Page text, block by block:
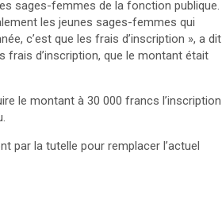
sages-femmes de la fonction publique.
les jeunes sages-femmes qui
c’est que les frais d’inscription », a dit
frais d’inscription, que le montant était
le montant à 30 000 francs l’inscription
par la tutelle pour remplacer l’actuel